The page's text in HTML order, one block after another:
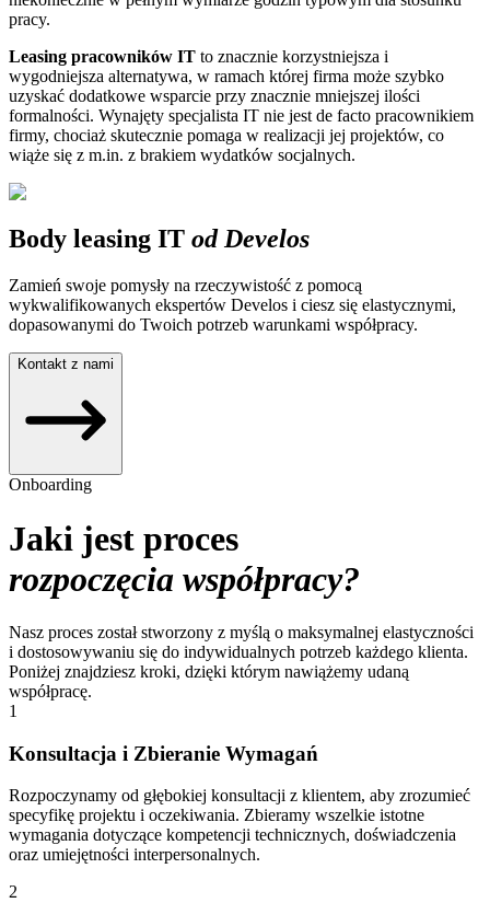
pracy.
Leasing pracowników IT to znacznie korzystniejsza i
wygodniejsza alternatywa, w ramach której firma może szybko
uzyskać dodatkowe wsparcie przy znacznie mniejszej ilości
formalności. Wynajęty specjalista IT nie jest de facto pracownikiem
firmy, chociaż skutecznie pomaga w realizacji jej projektów, co
wiąże się z m.in. z brakiem wydatków socjalnych.
Body leasing IT od Develos
Zamień swoje pomysły na rzeczywistość z pomocą
wykwalifikowanych ekspertów Develos i ciesz się elastycznymi,
dopasowanymi do Twoich potrzeb warunkami współpracy.
Kontakt z nami
Onboarding
Jaki jest proces
rozpoczęcia współpracy?
Nasz proces został stworzony z myślą o maksymalnej elastyczności
i dostosowywaniu się do indywidualnych potrzeb każdego klienta.
Poniżej znajdziesz kroki, dzięki którym nawiążemy udaną
współpracę.
1
Konsultacja i Zbieranie Wymagań
Rozpoczynamy od głębokiej konsultacji z klientem, aby zrozumieć
specyfikę projektu i oczekiwania. Zbieramy wszelkie istotne
wymagania dotyczące kompetencji technicznych, doświadczenia
oraz umiejętności interpersonalnych.
2